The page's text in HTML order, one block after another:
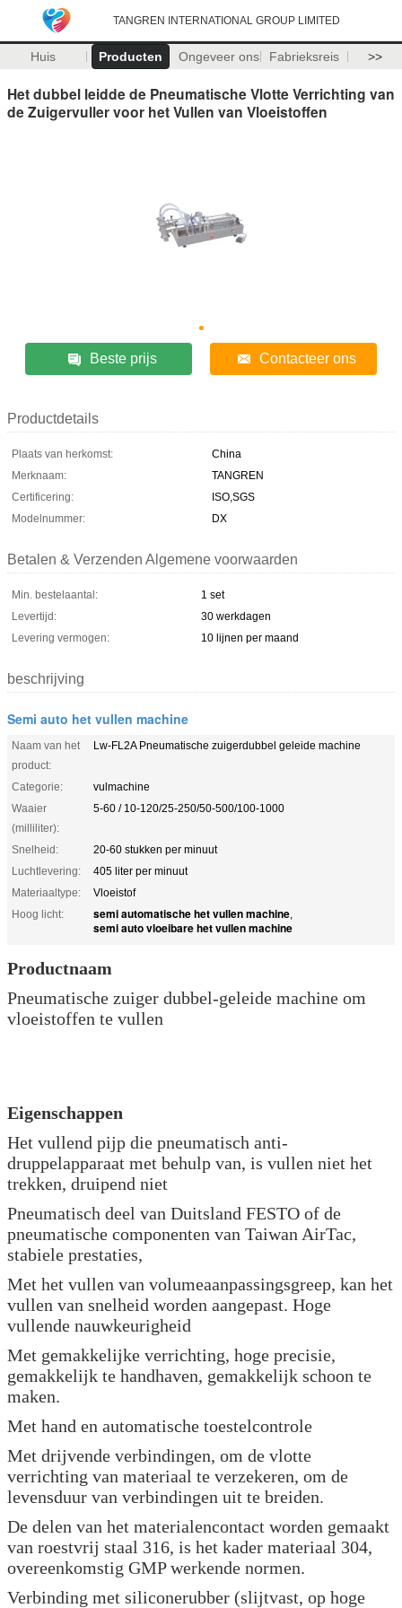
TANGREN INTERNATIONAL GROUP LIMITED
Huis Producten Ongeveer ons Fabrieksreis >>
Het dubbel leidde de Pneumatische Vlotte Verrichting van
de Zuigervuller voor het Vullen van Vloeistoffen
Beste prijs Contacteer ons
Productdetails
Plaats van herkomst:
China
Merknaam:
TANGREN
Certificering:
ISO,SGS
Modelnummer:
DX
Betalen & Verzenden Algemene voorwaarden
Min. bestelaantal:
1 set
Levertijd:
30 werkdagen
Levering vermogen:
10 lijnen per maand
beschrijving
Semi auto het vullen machine
Naam van het
product:
Lw-FL2A Pneumatische zuigerdubbel geleide machine
Categorie:
vulmachine
Waaier
(milliliter):
5-60 / 10-120/25-250/50-500/100-1000
Snelheid:
20-60 stukken per minuut
Luchtlevering:
405 liter per minuut
Materiaaltype:
Vloeistof
Hoog licht:
semi automatische het vullen machine,
semi auto vloeibare het vullen machine
Productnaam
Pneumatische zuiger dubbel-geleide machine om
vloeistoffen te vullen
Eigenschappen
Het vullend pijp die pneumatisch anti-
druppelapparaat met behulp van, is vullen niet het
trekken, druipend niet
Pneumatisch deel van Duitsland FESTO of de
pneumatische componenten van Taiwan AirTac,
stabiele prestaties,
Met het vullen van volumeaanpassingsgreep, kan het
vullen van snelheid worden aangepast. Hoge
vullende nauwkeurigheid
Met gemakkelijke verrichting, hoge precisie,
gemakkelijk te handhaven, gemakkelijk schoon te
maken.
Met hand en automatische toestelcontrole
Met drijvende verbindingen, om de vlotte
verrichting van materiaal te verzekeren, om de
levensduur van verbindingen uit te breiden.
De delen van het materialencontact worden gemaakt
van roestvrij staal 316, is het kader materiaal 304,
overeenkomstig GMP werkende normen.
Verbinding met siliconerubber (slijtvast, op hoge